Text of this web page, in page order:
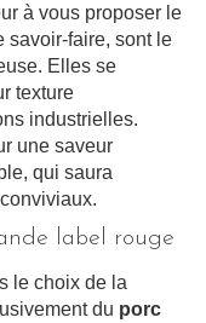
à vous proposer le
savoir-faire, sont le
Elles se
texture
industrielles.
une saveur
qui saura
label rouge
le choix de la
du porc